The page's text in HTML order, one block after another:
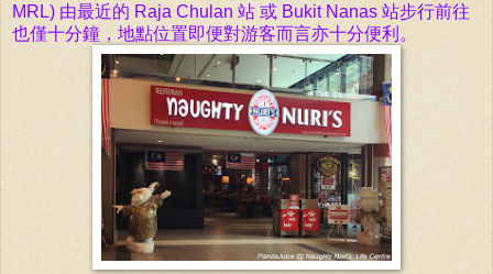
MRL) 由最近的 Raja Chulan 站 或 Bukit Nanas 站步行前往
也僅十分鐘，地點位置即便對游客而言亦十分便利。